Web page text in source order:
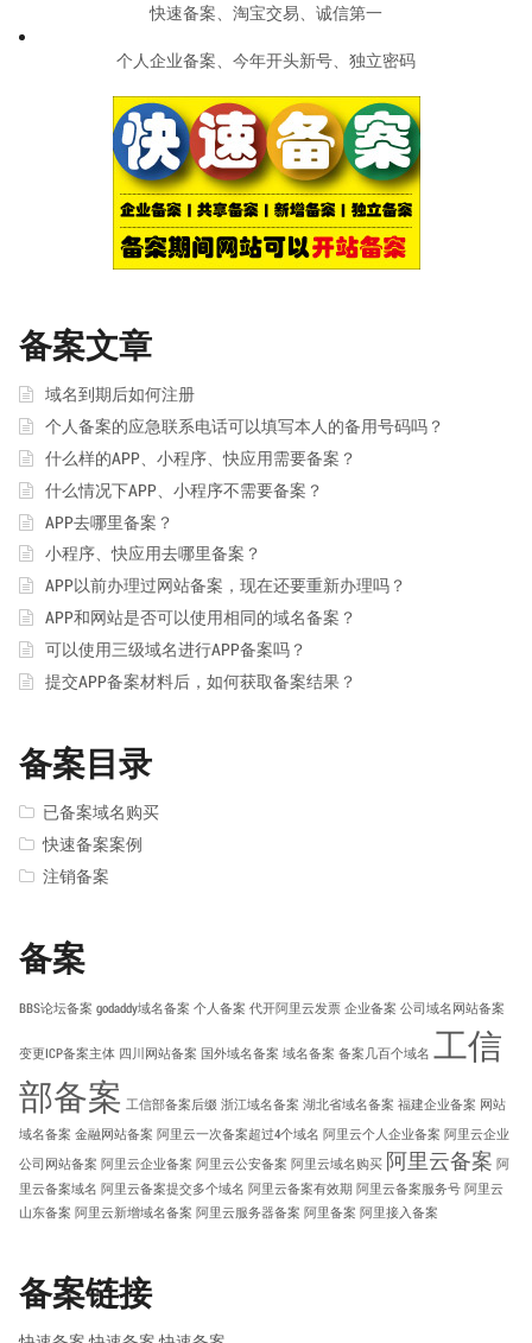
快速备案、淘宝交易、诚信第一
个人企业备案、今年开头新号、独立密码
备案文章
域名到期后如何注册
个人备案的应急联系电话可以填写本人的备用号码吗？
什么样的APP、小程序、快应用需要备案？
什么情况下APP、小程序不需要备案？
APP去哪里备案？
小程序、快应用去哪里备案？
APP以前办理过网站备案，现在还要重新办理吗？
APP和网站是否可以使用相同的域名备案？
可以使用三级域名进行APP备案吗？
提交APP备案材料后，如何获取备案结果？
备案目录
已备案域名购买
快速备案案例
注销备案
备案
BBS论坛备案 godaddy域名备案 个人备案 代开阿里云发票 企业备案 公司域名网站备案
变更ICP备案主体 四川网站备案 国外域名备案 域名备案 备案几百个域名 工信
部备案 工信部备案后缀 浙江域名备案 湖北省域名备案 福建企业备案 网站
域名备案 金融网站备案 阿里云一次备案超过4个域名 阿里云个人企业备案 阿里云企业
公司网站备案 阿里云企业备案 阿里云公安备案 阿里云域名购买 阿里云备案 阿
里云备案域名 阿里云备案提交多个域名 阿里云备案有效期 阿里云备案服务号 阿里云
山东备案 阿里云新增域名备案 阿里云服务器备案 阿里备案 阿里接入备案
备案链接